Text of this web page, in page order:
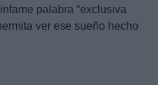
palabra “exclusiva
ver ese sueño hecho